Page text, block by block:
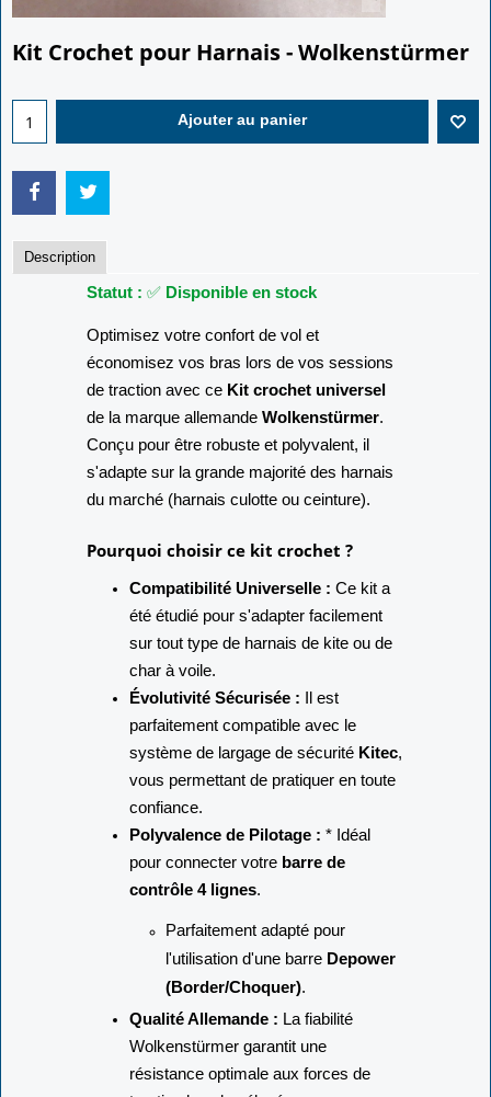
Kit Crochet pour Harnais - Wolkenstürmer
Description
Statut : Disponible en stock
Optimisez votre confort de vol et
économisez vos bras lors de vos sessions
de traction avec ceKit crochet universel
de la marque allemande Wolkenstürmer
Conçu pour être robuste et polyvalent, il
s'adapte sur la grande majorité des harnais
Pourquoi choisir ce kit crochet ?
Compatibilité Universelle :Ce kit a
été étudié pour s'adapter facilement
sur tout type de harnais de kite ou de
char à voile.
Évolutivité Sécurisée :Il est
parfaitement compatible avec le
système de largage de sécurité Kitec
vous permettant de pratiquer en toute
confiance.
Polyvalence de Pilotage :* Idéal
pour connecter votre
contrôle 4 lignes.
Parfaitement adapté pour
l'utilisation d'une barre
(Border/Choquer).
Qualité Allemande :La fiabilité
Wolkenstürmer garantit une